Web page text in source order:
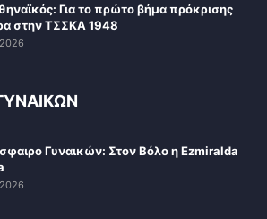
Για το πρώτο βήμα πρόκρισης
στην ΤΣΣΚΑ 1948
Γυναικών: Στον Βόλο η Ezmiralda